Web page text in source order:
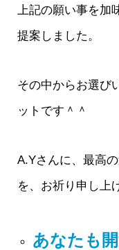
上記の願い事を加
提案しました。
その中からお選び
ットです＾＾
A.Yさんに、最高
を、お祈り申し上
あなたも